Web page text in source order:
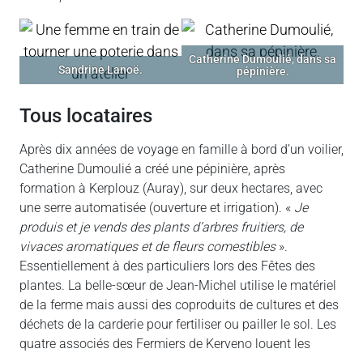
Sandrine Lanoë.
Catherine Dumoulié, dans sa
pépinière.
tous locataires
Après dix années de voyage en famille à bord d’un voilier,
Catherine Dumoulié a créé une pépinière, après
formation à Kerplouz (Auray), sur deux hectares, avec
une serre automatisée (ouverture et irrigation). « Je
produis et je vends des plants d’arbres fruitiers, de
vivaces aromatiques et de fleurs comestibles».
Essentiellement à des particuliers lors des Fêtes des
plantes. La belle-sœur de Jean-Michel utilise le matériel
de la ferme mais aussi des coproduits de cultures et des
déchets de la carderie pour fertiliser ou pailler le sol. Les
quatre associés des Fermiers de Kerveno louent les